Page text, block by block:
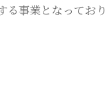
事業となっており